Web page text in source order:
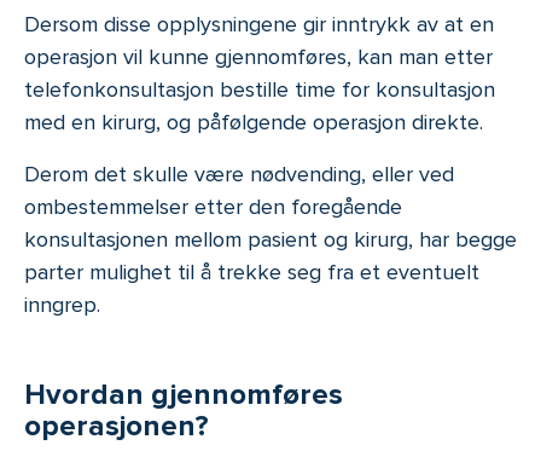
Dersom disse opplysningene gir inntrykk av at en
operasjon vil kunne gjennomføres, kan man etter
telefonkonsultasjon bestille time for konsultasjon
med en kirurg, og påfølgende operasjon direkte.
Derom det skulle være nødvending, eller ved
ombestemmelser etter den foregående
konsultasjonen mellom pasient og kirurg, har begge
parter mulighet til å trekke seg fra et eventuelt
inngrep.
Hvordan gjennomføres
operasjonen?